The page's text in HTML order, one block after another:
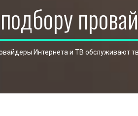
Интернета и ТВ обслуживают